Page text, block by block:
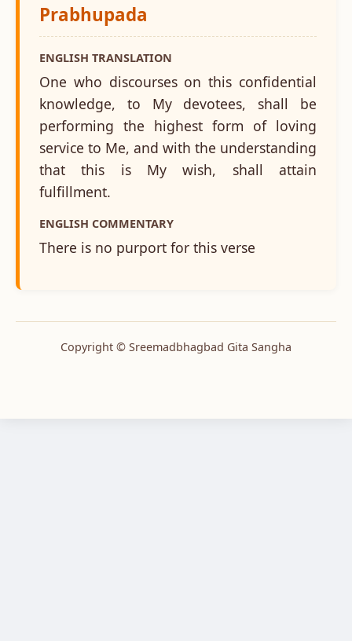
Prabhupada
ENGLISH TRANSLATION
One who discourses on this confidential
knowledge, to My devotees, shall be
performing the highest form of loving
service to Me, and with the understanding
that this is My wish, shall attain
fulfillment.
ENGLISH COMMENTARY
There is no purport for this verse
Copyright © Sreemadbhagbad Gita Sangha